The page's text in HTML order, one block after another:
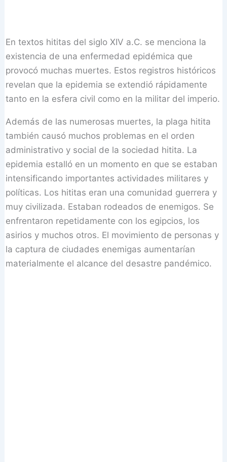
En textos hititas del siglo XIV a.C. se menciona la
existencia de una enfermedad epidémica que
provocó muchas muertes. Estos registros históricos
revelan que la epidemia se extendió rápidamente
tanto en la esfera civil como en la militar del imperio.
Además de las numerosas muertes, la plaga hitita
también causó muchos problemas en el orden
administrativo y social de la sociedad hitita. La
epidemia estalló en un momento en que se estaban
intensificando importantes actividades militares y
políticas. Los hititas eran una comunidad guerrera y
muy civilizada. Estaban rodeados de enemigos. Se
enfrentaron repetidamente con los egipcios, los
asirios y muchos otros. El movimiento de personas y
la captura de ciudades enemigas aumentarían
materialmente el alcance del desastre pandémico.